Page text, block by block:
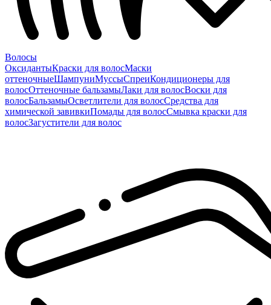
Волосы
ОксидантыКраски для волосМаски
оттеночныеШампуниМуссыСпреиКондиционеры для
волосОттеночные бальзамыЛаки для волосВоски для
волосБальзамыОсветлители для волосСредства для
химической завивкиПомады для волосСмывка краски для
волосЗагустители для волос